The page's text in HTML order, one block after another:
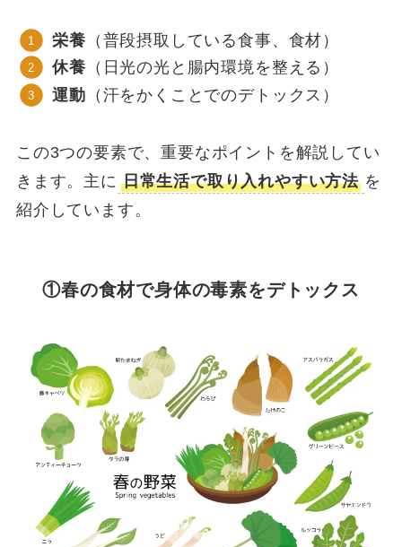
栄養 （普段摂取している食事、食材）
休養 （日光の光と腸内環境を整える）
運動 （汗をかくことでのデトックス）
この3つの要素で、重要なポイントを解説してい
きます。主に 日常生活で取り入れやすい方法 を
紹介しています。
①春の食材で身体の毒素をデトックス